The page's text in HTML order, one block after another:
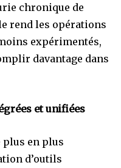
chronique de
rend les opérations
expérimentés,
davantage dans
et unifiées
plus en plus
d’outils